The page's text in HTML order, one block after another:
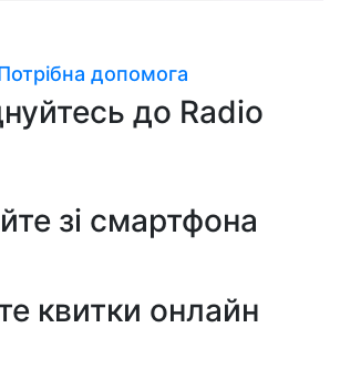
допомога
до Radio
зі смартфона
квитки онлайн